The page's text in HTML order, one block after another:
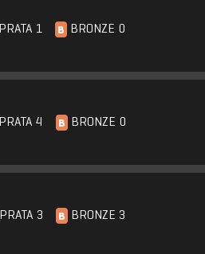
PRATA 1 B BRONZE 0
PRATA 4 B BRONZE 0
PRATA 3 B BRONZE 3